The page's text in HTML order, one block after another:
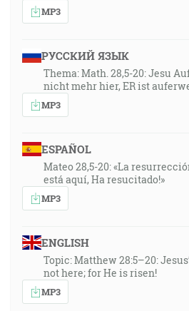
MP3
РУССКИЙ ЯЗЫК
Thema: Math. 28,5-20: Jesu
nicht mehr hier, ER ist
MP3
ESPAÑOL
Mateo 28,5-20: «La
está aquí, Ha resucitado!»
MP3
ENGLISH
Topic: Matthew 28:5–20:
not here; for He is risen!
MP3